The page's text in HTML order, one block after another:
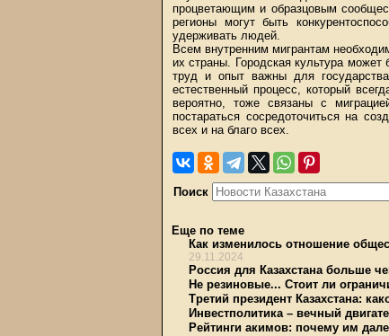
процветающим и образцовым
регионы могут быть
удерживать людей.
Всем внутренним мигрантам
их страны. Городская культура
труд и опыт важны для
естественный процесс, который
вероятно, тоже связаны с
постараться сосредоточиться на
всех и на благо всех.
Поиск
Еще по теме
Как изменилось отношение
29.11.2024
Россия для Казахстана больше
Не резиновые... Стоит ли
Третий президент Казахстана:
Инвестполитика – вечный
Рейтинги акимов: почему им